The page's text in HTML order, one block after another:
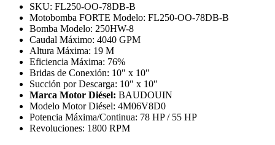
SKU: FL250-OO-78DB-B
Motobomba FORTE Modelo: FL250-OO-78DB-B
Bomba Modelo: 250HW-8
Caudal Máximo: 4040 GPM
Altura Máxima: 19 M
Eficiencia Máxima: 76%
Bridas de Conexión: 10″ x 10″
Succión por Descarga: 10″ x 10″
Marca Motor Diésel: BAUDOUIN
Modelo Motor Diésel: 4M06V8D0
Potencia Máxima/Continua: 78 HP / 55 HP
Revoluciones: 1800 RPM